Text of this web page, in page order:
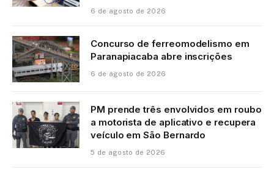
6 de agosto de 2026
Concurso de ferreomodelismo em
Paranapiacaba abre inscrições
6 de agosto de 2026
PM prende três envolvidos em roubo
a motorista de aplicativo e recupera
veículo em São Bernardo
5 de agosto de 2026